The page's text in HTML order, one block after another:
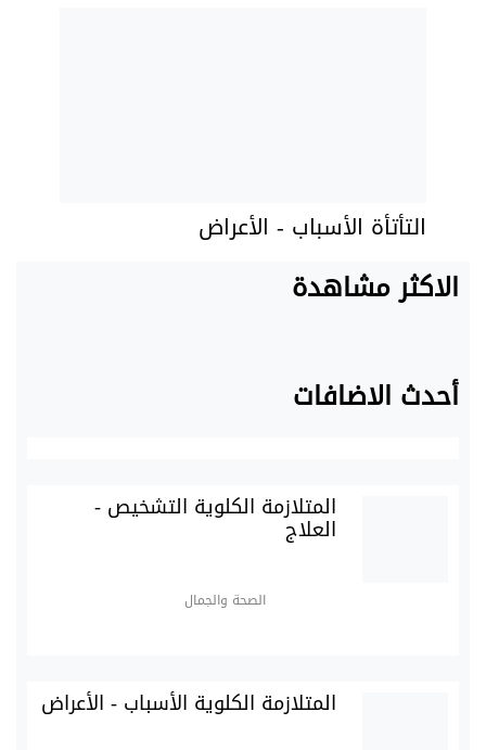
التأتأة الأسباب - الأعراض
الاكثر مشاهدة
أحدث الاضافات
المتلازمة الكلوية التشخيص -
العلاج
الصحة والجمال
المتلازمة الكلوية الأسباب - الأعراض